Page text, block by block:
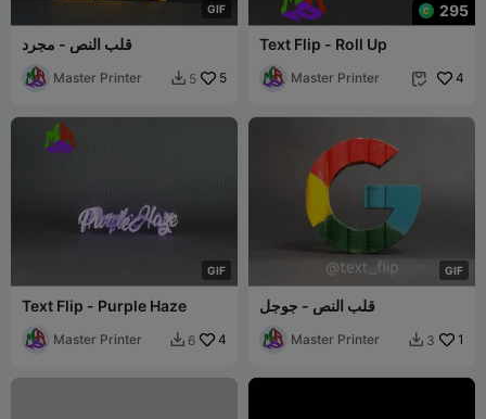
GIF
قلب النص - مجرد
Master Printer  5 5
295
Text Flip - Roll Up
Master Printer  4
GIF
Text Flip - Purple Haze
Master Printer  6 4
GIF
قلب النص - جوجل
Master Printer  3 1